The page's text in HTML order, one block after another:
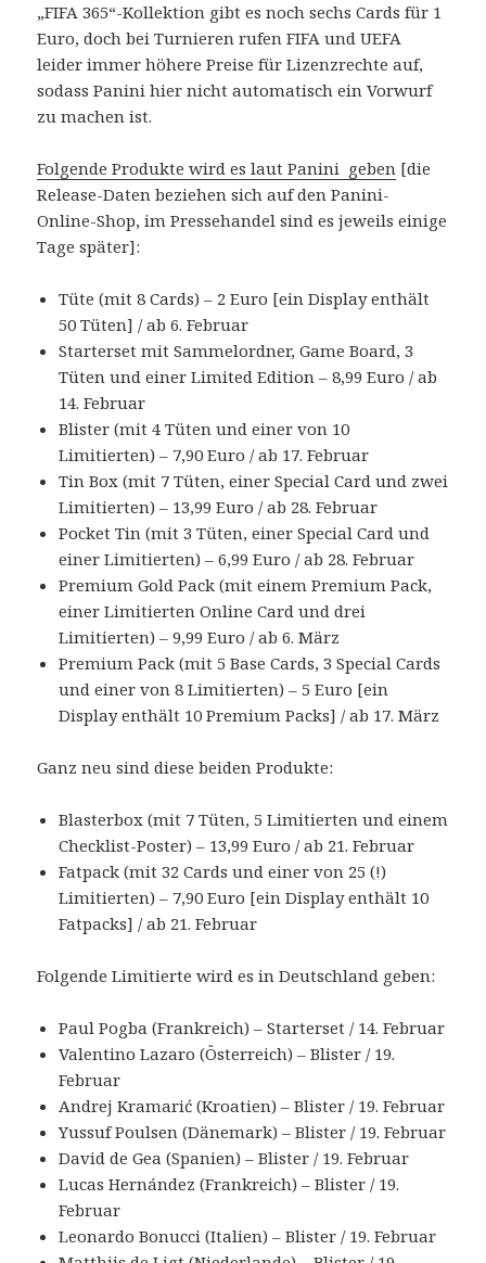
„FIFA 365“-Kollektion gibt es noch sechs Cards für 1
Euro, doch bei Turnieren rufen FIFA und UEFA
leider immer höhere Preise für Lizenzrechte auf,
sodass Panini hier nicht automatisch ein Vorwurf
zu machen ist.
Folgende Produkte wird es laut Panini geben [die
Release-Daten beziehen sich auf den Panini-
Online-Shop, im Pressehandel sind es jeweils einige
Tage später]:
Tüte (mit 8 Cards) – 2 Euro [ein Display enthält
50 Tüten] / ab 6. Februar
Starterset mit Sammelordner, Game Board, 3
Tüten und einer Limited Edition – 8,99 Euro / ab
14. Februar
Blister (mit 4 Tüten und einer von 10
Limitierten) – 7,90 Euro / ab 17. Februar
Tin Box (mit 7 Tüten, einer Special Card und zwei
Limitierten) – 13,99 Euro / ab 28. Februar
Pocket Tin (mit 3 Tüten, einer Special Card und
einer Limitierten) – 6,99 Euro / ab 28. Februar
Premium Gold Pack (mit einem Premium Pack,
einer Limitierten Online Card und drei
Limitierten) – 9,99 Euro / ab 6. März
Premium Pack (mit 5 Base Cards, 3 Special Cards
und einer von 8 Limitierten) – 5 Euro [ein
Display enthält 10 Premium Packs] / ab 17. März
Ganz neu sind diese beiden Produkte:
Blasterbox (mit 7 Tüten, 5 Limitierten und einem
Checklist-Poster) – 13,99 Euro / ab 21. Februar
Fatpack (mit 32 Cards und einer von 25 (!)
Limitierten) – 7,90 Euro [ein Display enthält 10
Fatpacks] / ab 21. Februar
Folgende Limitierte wird es in Deutschland geben:
Paul Pogba (Frankreich) – Starterset / 14. Februar
Valentino Lazaro (Österreich) – Blister / 19.
Februar
Andrej Kramarić (Kroatien) – Blister / 19. Februar
Yussuf Poulsen (Dänemark) – Blister / 19. Februar
David de Gea (Spanien) – Blister / 19. Februar
Lucas Hernández (Frankreich) – Blister / 19.
Februar
Leonardo Bonucci (Italien) – Blister / 19. Februar